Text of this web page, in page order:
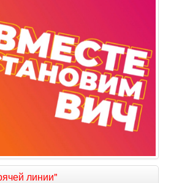
линии"